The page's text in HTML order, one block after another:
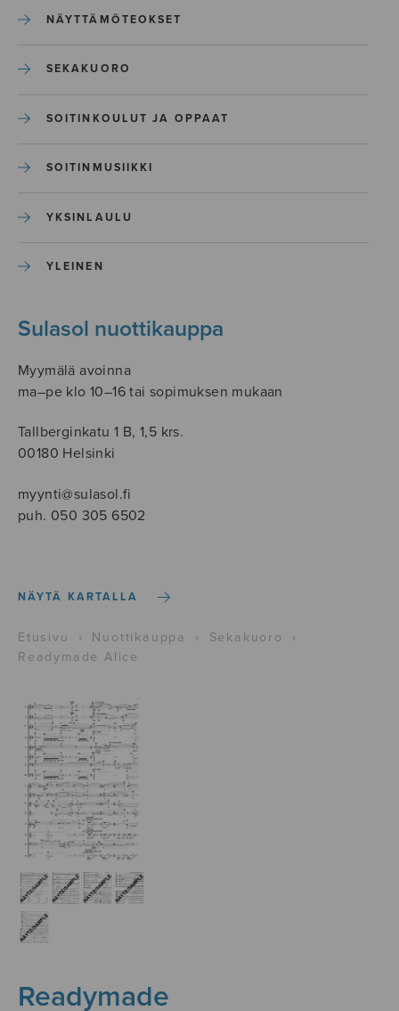
NÄYTTÄMÖTEOKSET
SEKAKUORO
SOITINKOULUT JA OPPAAT
SOITINMUSIIKKI
YKSINLAULU
YLEINEN
Sulasol nuottikauppa
Myymälä avoinna
ma–pe klo 10–16 tai sopimuksen mukaan
Tallberginkatu 1 B, 1,5 krs.
00180 Helsinki
myynti@sulasol.fi
puh. 050 305 6502
NÄYTÄ KARTALLA
Etusivu › Nuottikauppa › Sekakuoro
›
Readymade Alice
Readymade